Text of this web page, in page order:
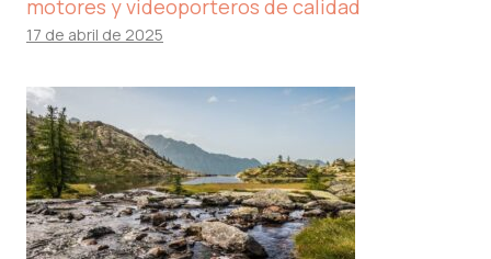
motores y videoporteros de calidad
17 de abril de 2025